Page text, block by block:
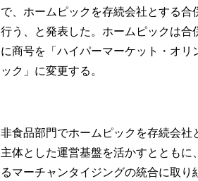
で、ホームピックを存続会社とする合
行う、と発表した。ホームピックは合
に商号を「ハイパーマーケット・オリ
ック」に変更する。
非食品部門でホームピックを存続会
主体とした運営基盤を活かすととも
るマーチャンタイジングの統合に取り